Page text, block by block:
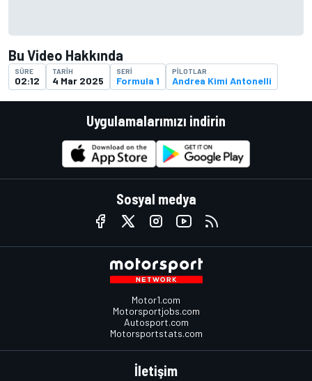
Bu Video Hakkında
SÜRE
02:12
TARIH
4 Mar 2025
SERI
Formula 1
PILOTLAR
Andrea Kimi Antonelli
Uygulamalarımızı indirin
Sosyal medya
Motor1.com
Motorsportjobs.com
Autosport.com
Motorsportstats.com
İletişim